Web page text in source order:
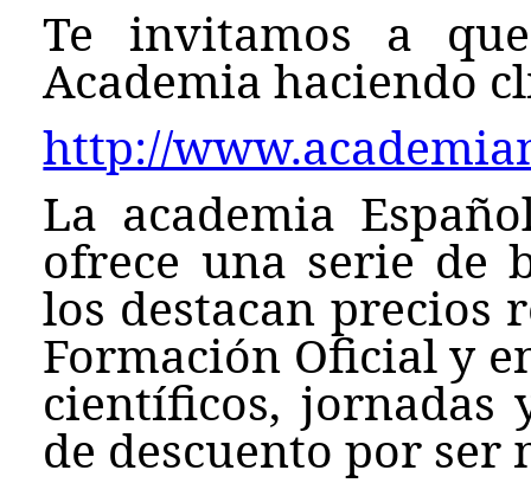
Te invitamos a
Academia haciendo
http://
La academia
ofrece una serie de
los destacan precios
Formación Oficial y
científicos, jornadas
de descuento por ser